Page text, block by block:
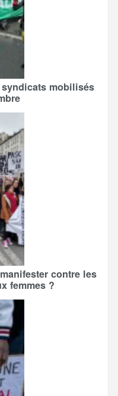
mobilisés
contre les
femmes ?